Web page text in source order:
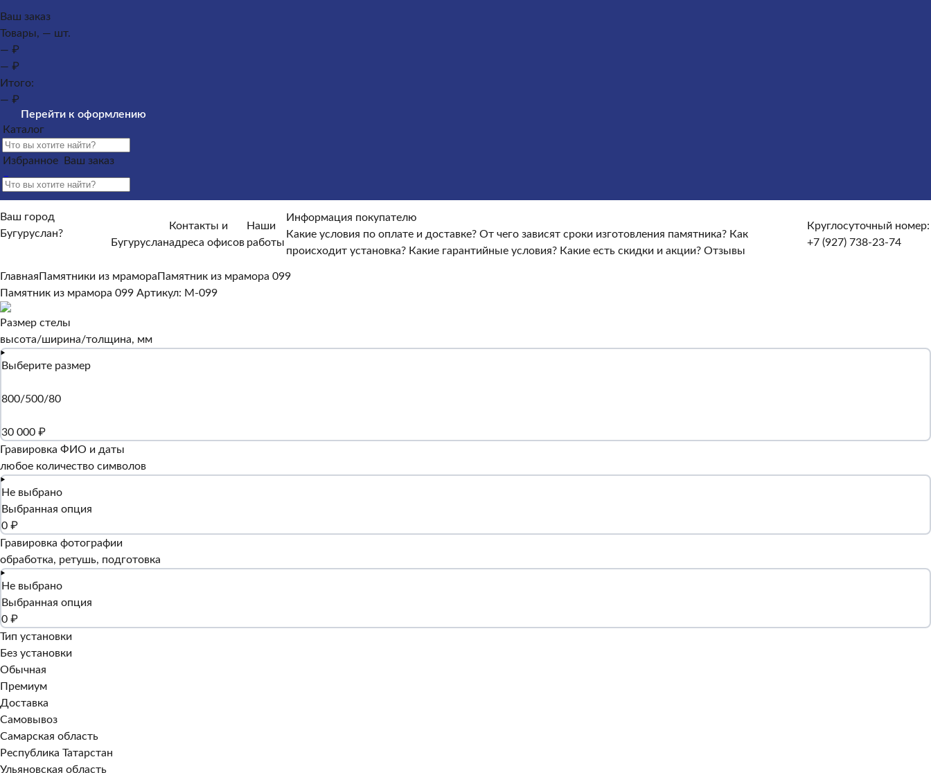
Памятники из гранита
могилу
Контакты и адреса офисов
памятника?
Информация покупателю
Какие условия по оплате и доставке?
Отзывы
Ваш заказ
Товары, — шт.
— ₽
— ₽
Итого:
— ₽
Перейти к оформлению
Каталог
Избранное Ваш заказ
Ваш город
Бугуруслан?
Бугуруслан
Контакты и
адреса офисов
Наши
работы
Информация покупателю
Какие условия по оплате и доставке? От чего зависят сроки изготовления памятника? Как
происходит установка? Какие гарантийные условия? Какие есть скидки и акции? Отзывы
Круглосуточный номер:
+7 (927) 738-23-74
Главная Памятники из мрамора Памятник из мрамора 099
Памятник из мрамора 099 Артикул: M-099
Размер стелы
высота/ширина/толщина, мм
Выберите размер
800/500/80
30 000 ₽
Гравировка ФИО и даты
любое количество символов
Не выбрано
Выбранная опция
0 ₽
Гравировка фотографии
обработка, ретушь, подготовка
Не выбрано
Выбранная опция
0 ₽
Тип установки
Без установки
Обычная
Премиум
Доставка
Самовывоз
Самарская область
Республика Татарстан
Ульяновская область